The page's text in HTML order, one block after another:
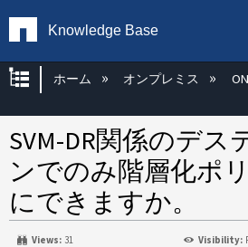
Knowledge Base
グローバル階層を展
ホーム オンプレミス
SVM-DR関係のデス
ンでのみ階層化ポ
にできますか。
Views: 31 Visibility: